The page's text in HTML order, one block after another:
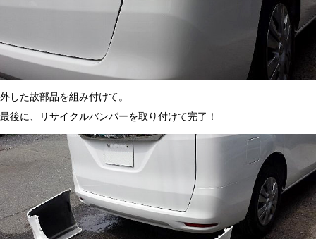
外した故部品を組み付けて。
最後に、リサイクルバンパーを取り付けて完了！